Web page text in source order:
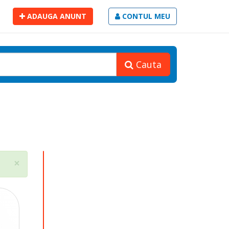
ADAUGA ANUNT CONTUL MEU
Cauta
×